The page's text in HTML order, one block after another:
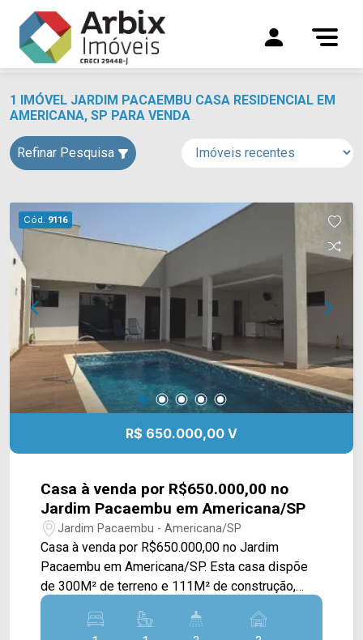
1 IMÓVEL JARDIM PACAEMBU CASA RESIDENCIAL EM
AMERICANA, SP PARA VENDA
Refinar Pesquisa
Cód. 9116
R$ 650.000,00 V
Casa à venda por R$650.000,00 no
Jardim Pacaembu em Americana/SP
Jardim Pacaembu - Americana/SP
Casa à venda por R$650.000,00 no Jardim
Pacaembu em Americana/SP. Esta casa dispõe
de 300M² de terreno e 111M² de construção,
oferecendo uma sala de jantar integrada a
cozinha, despensa, amplo espaço gourmet com